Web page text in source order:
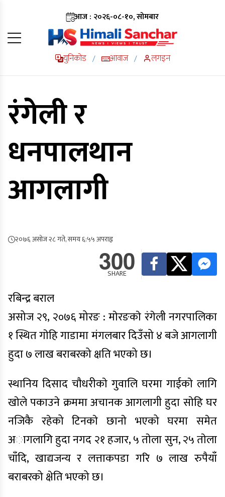
आज : २०२६-०८-१०, सोमबार
युनिकोड / आवाज / लगइन
रंगेली र
धनपालथान
आगलागी
२०७६ असोज २८ गते, समय ६:५५ अपराह्न
300
SHARE
रबिन्द्र बराल
असोज २९, २०७६ मोरङ : माेरङकाे रंगेली नगरपालिका
१ स्थित गाेहि गाडामा मंगलबार दिउँसो ४ बजे आगलागी
हुदा ७ लाख बराबरको क्षति भएको छ।
स्थानिय दिसाद चाैधरीकाे गुवालि घरमा गाईकाे लागि
खाेले पकाउने क्रममा अचानक आगलागी हुदा साेहि घर
नजिकै रहेको टिनकाे छानाे भएको घरमा समेत
अागलागि हुदा नगद २१ हजार, ५ ताेला सुन, २५ ताेला
चाँदि, खाद्यजन्य र लत्ताकपडा गरि ७ लाख रुपैयाँ
बराबरको क्षेति भएको छ।